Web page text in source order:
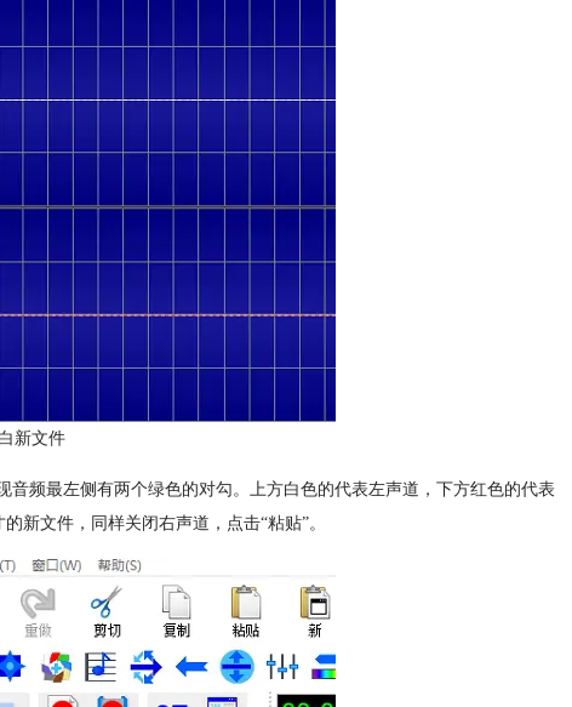
新文件
频最左侧有两个绿色的对勾。上方白色的代表左声道，下方红色的代表
新文件，同样关闭右声道，点击“粘贴”。